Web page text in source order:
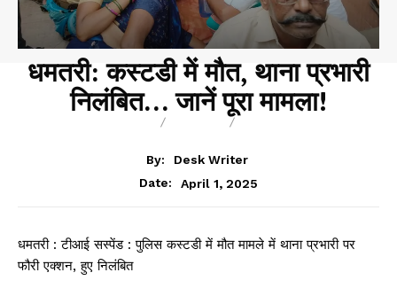
धमतरी: कस्टडी में मौत, थाना प्रभारी
निलंबित… जानें पूरा मामला!
By:
Desk Writer
Date:
April 1, 2025
धमतरी : टीआई सस्पेंड : पुलिस कस्टडी में मौत मामले में थाना प्रभारी पर
फौरी एक्शन, हुए निलंबित